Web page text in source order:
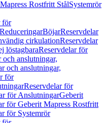
Rostfritt StålSystemrör
för
BöjarReservdelar
cirkulationReservdelar
löstagbaraReservdelar för
och anslutningar,
och anslutningar,
för
Reservdelar för
för AnslutningarGeberit
för Geberit Mapress Rostfritt
för Systemrör